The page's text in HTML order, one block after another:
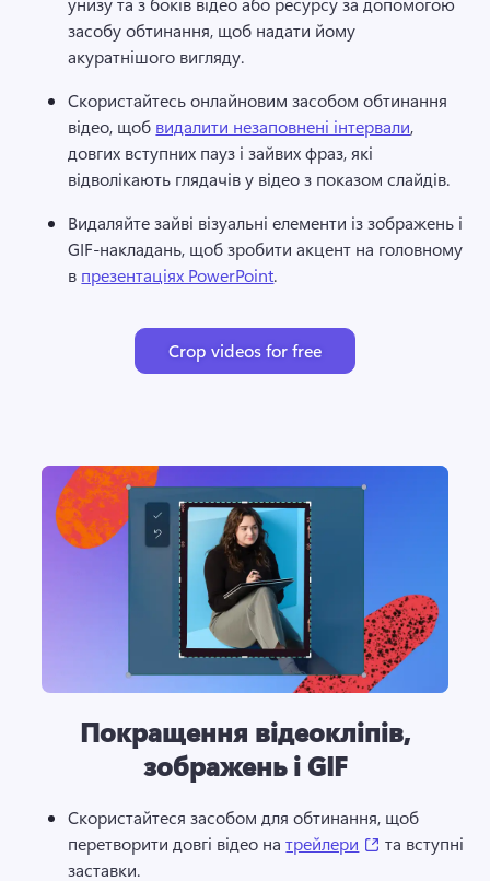
засобу обтинання, щоб надати йому
акуратнішого вигляду.
Скористайтесь онлайновим засобом обтинання
відео, щоб видалити незаповнені інтервали,
довгих вступних пауз і зайвих фраз, які
відволікають глядачів у відео з показом слайдів.
Видаляйте зайві візуальні елементи із зображень і
GIF-накладань, щоб зробити акцент на головному
в презентаціях PowerPoint.
Crop videos for free
Покращення відеокліпів,
зображень і GIF
Скористайтеся засобом для обтинання, щоб
перетворити довгі відео на трейлери (opens in a
та вступні
заставки.